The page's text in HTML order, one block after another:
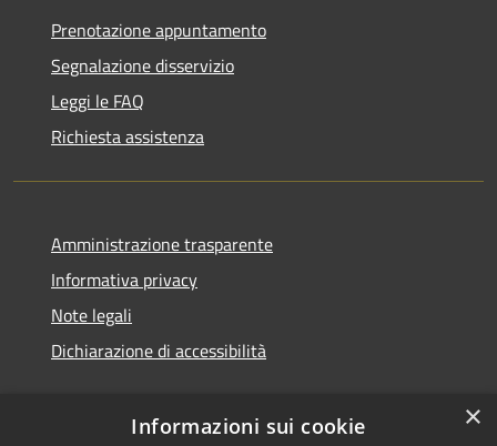
Prenotazione appuntamento
Segnalazione disservizio
Leggi le FAQ
Richiesta assistenza
Amministrazione trasparente
Informativa privacy
Note legali
Dichiarazione di accessibilità
×
Informazioni sui cookie